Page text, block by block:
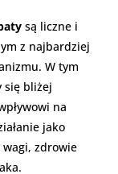
są liczne i
z najbardziej
W tym
się bliżej
na
jako
wagi, zdrowie